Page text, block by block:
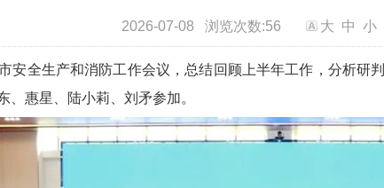
2026-07-08 浏览次数:56 大 中 小
安全生产和消防工作会议，总结回顾上半年工作，分析研
惠星、陆小莉、刘矛参加。